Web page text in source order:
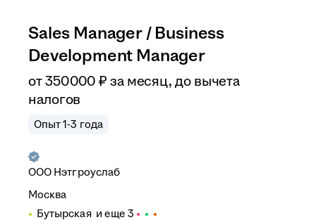
Sales Manager / Business
Development Manager
от350 000 ₽ за месяц, до вычета
налогов
Опыт 1-3 года
ООО Нэтгроуслаб
Москва
Бутырская и еще 3